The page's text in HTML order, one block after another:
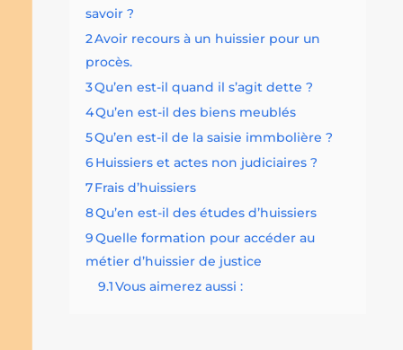
savoir ?
2Avoir recours à un huissier pour un
procès.
3Qu’en est-il quand il s’agit dette ?
4Qu’en est-il des biens meublés
5Qu’en est-il de la saisie immbolière ?
6Huissiers et actes non judiciaires ?
7Frais d’huissiers
8Qu’en est-il des études d’huissiers
9Quelle formation pour accéder au
métier d’huissier de justice
9.1Vous aimerez aussi :